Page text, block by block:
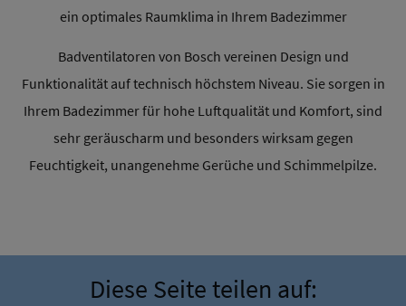
ein optimales Raumklima in Ihrem Badezimmer
Badventilatoren von Bosch vereinen Design und
Funktionalität auf technisch höchstem Niveau. Sie sorgen in
Ihrem Badezimmer für hohe Luftqualität und Komfort, sind
sehr geräuscharm und besonders wirksam gegen
Feuchtigkeit, unangenehme Gerüche und Schimmelpilze.
Diese Seite teilen auf: